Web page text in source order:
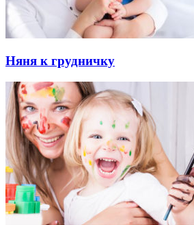
Няня к грудничку